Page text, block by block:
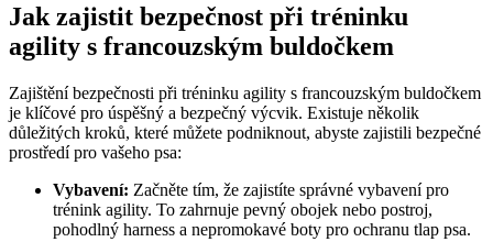
Jak zajistit bezpečnost při tréninku
agility s francouzským buldočkem
Zajištění bezpečnosti při tréninku agility s francouzským buldočkem
je klíčové pro úspěšný a bezpečný výcvik. Existuje několik
důležitých kroků, které můžete podniknout, abyste zajistili bezpečné
prostředí pro vašeho psa:
Vybavení: Začněte tím, že zajistíte správné vybavení pro
trénink agility. To zahrnuje pevný obojek nebo postroj,
pohodlný harness a nepromokavé boty pro ochranu tlap psa.